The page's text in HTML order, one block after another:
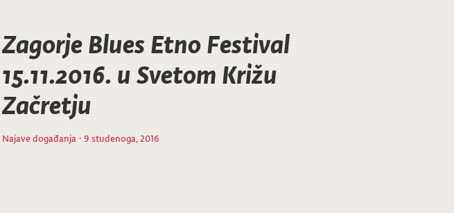
Zagorje Blues Etno Festival
15.11.2016. u Svetom Križu
Začretju
Najave događanja · 9 studenoga, 2016